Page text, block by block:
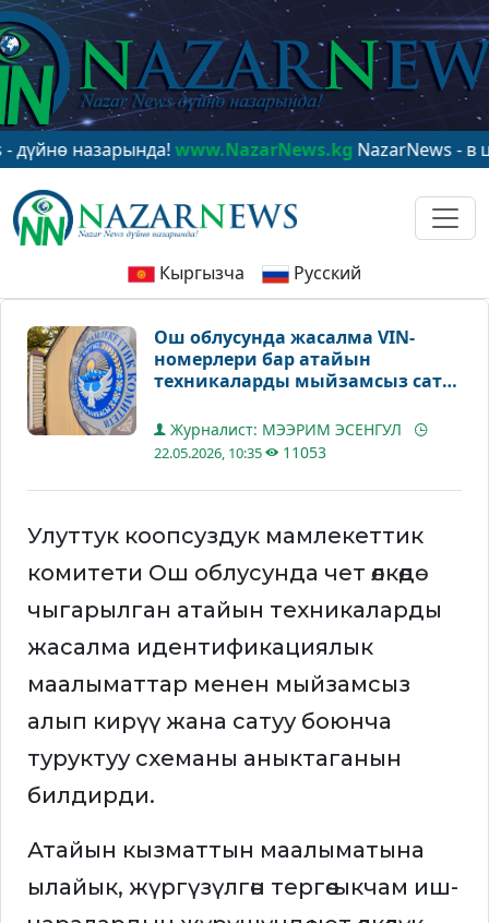
назарында!www.NazarNews.kgNazarNews - в
Кыргызча Русский
Ош облусунда жасалма VIN-
номерлери бар атайын
техникаларды мыйзамсыз сатуу
Журналист: МЭЭРИМ ЭСЕНГУЛ
22.05.2026, 10:35 11053
Улуттук коопсуздук мамлекеттик
комитети Ош облусунда чет өлкөдө
чыгарылган атайын техникаларды
жасалма идентификациялык
маалыматтар менен мыйзамсыз
алып кирүү жана сатуу боюнча
туруктуу схеманы аныктаганын
билдирди.
Атайын кызматтын маалыматына
ылайык, жүргүзүлгөн тергөө-ыкчам иш-